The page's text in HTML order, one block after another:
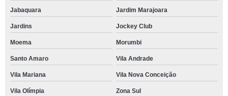
Jabaquara Jardim Marajoara
Jardins Jockey Club
Moema Morumbi
Santo Amaro Vila Andrade
Vila Mariana Vila Nova Conceição
Vila Olímpia Zona Sul